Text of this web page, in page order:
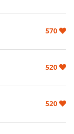
570
520
520